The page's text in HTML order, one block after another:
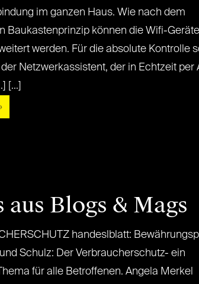
im ganzen Haus. Wie nach dem
Baukastenprinzip können die Wifi-Geräte
werden. Für die absolute Kontrolle
Netzwerkassistent, der in Echtzeit per
[...]
Blogs & Mags
handeslblatt:
Schulz: Der Verbraucherschutz- ein
für alle Betroffenen. Angela Merkel